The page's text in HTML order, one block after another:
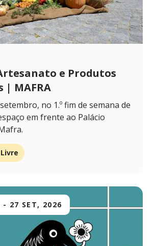
e Produtos
| MAFRA
no 1.º fim de semana de
em frente ao Palácio
- 27 SET, 2026